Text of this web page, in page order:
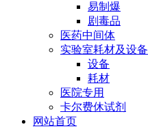
易制爆
剧毒品
医药中间体
实验室耗材及设备
设备
耗材
医院专用
卡尔费休试剂
网站首页